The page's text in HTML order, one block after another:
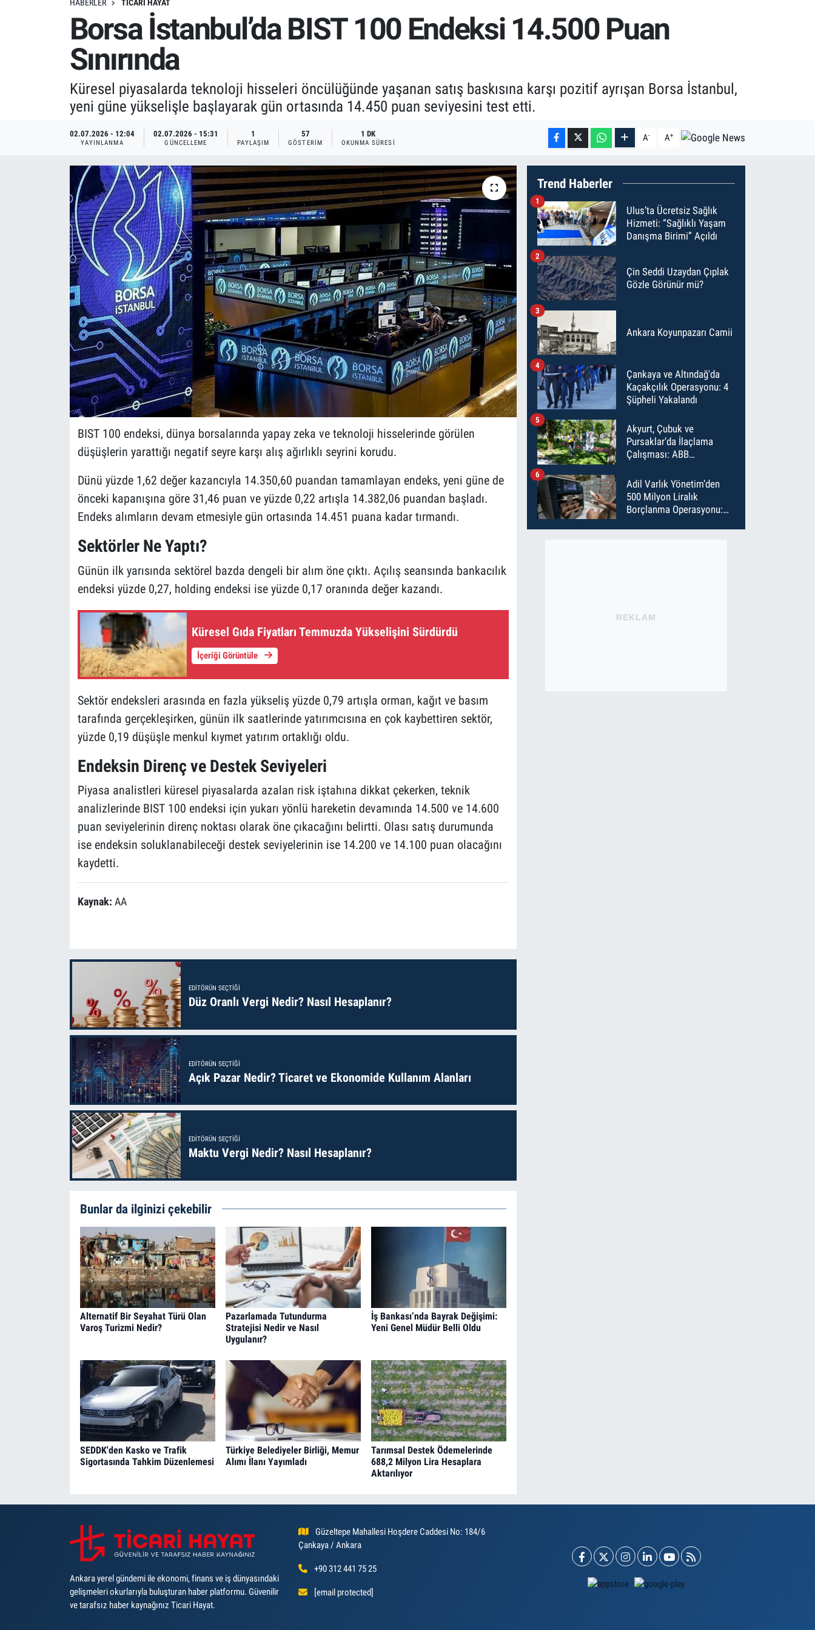
HABERLER TICARI HAYAT
Borsa İstanbul’da BIST 100 Endeksi 14.500 Puan
Sınırında
Küresel piyasalarda teknoloji hisseleri öncülüğünde yaşanan satış baskısına karşı pozitif ayrışan Borsa İstanbul,
yeni güne yükselişle başlayarak gün ortasında 14.450 puan seviyesini test etti.
02.07.2026 - 12:04
YAYINLANMA
02.07.2026 - 15:31
GÜNCELLEME
1
PAYLAŞIM
57
GÖSTERIM
1 DK
OKUNMA SÜRESI A- A+
BIST 100 endeksi, dünya borsalarında yapay zeka ve teknoloji hisselerinde görülen
düşüşlerin yarattığı negatif seyre karşı alış ağırlıklı seyrini korudu.
Dünü yüzde 1,62 değer kazancıyla 14.350,60 puandan tamamlayan endeks, yeni güne de
önceki kapanışına göre 31,46 puan ve yüzde 0,22 artışla 14.382,06 puandan başladı.
Endeks alımların devam etmesiyle gün ortasında 14.451 puana kadar tırmandı.
Sektörler Ne Yaptı?
Günün ilk yarısında sektörel bazda dengeli bir alım öne çıktı. Açılış seansında bankacılık
endeksi yüzde 0,27, holding endeksi ise yüzde 0,17 oranında değer kazandı.
Küresel Gıda Fiyatları Temmuzda Yükselişini Sürdürdü
İçeriği Görüntüle
Sektör endeksleri arasında en fazla yükseliş yüzde 0,79 artışla orman, kağıt ve basım
tarafında gerçekleşirken, günün ilk saatlerinde yatırımcısına en çok kaybettiren sektör,
yüzde 0,19 düşüşle menkul kıymet yatırım ortaklığı oldu.
Endeksin Direnç ve Destek Seviyeleri
Piyasa analistleri küresel piyasalarda azalan risk iştahına dikkat çekerken, teknik
analizlerinde BIST 100 endeksi için yukarı yönlü hareketin devamında 14.500 ve 14.600
puan seviyelerinin direnç noktası olarak öne çıkacağını belirtti. Olası satış durumunda
ise endeksin soluklanabileceği destek seviyelerinin ise 14.200 ve 14.100 puan olacağını
kaydetti.
Kaynak: AA
EDITÖRÜN SEÇTIĞI
Düz Oranlı Vergi Nedir? Nasıl Hesaplanır?
EDITÖRÜN SEÇTIĞI
Açık Pazar Nedir? Ticaret ve Ekonomide Kullanım Alanları
EDITÖRÜN SEÇTIĞI
Maktu Vergi Nedir? Nasıl Hesaplanır?
Bunlar da ilginizi çekebilir
Alternatif Bir Seyahat Türü Olan
Varoş Turizmi Nedir?
Pazarlamada Tutundurma
Stratejisi Nedir ve Nasıl
Uygulanır?
İş Bankası’nda Bayrak Değişimi:
Yeni Genel Müdür Belli Oldu
SEDDK'den Kasko ve Trafik
Sigortasında Tahkim Düzenlemesi
Türkiye Belediyeler Birliği, Memur
Alımı İlanı Yayımladı
Tarımsal Destek Ödemelerinde
688,2 Milyon Lira Hesaplara
Aktarılıyor
Trend Haberler
Ulus’ta Ücretsiz Sağlık
Hizmeti: “Sağlıklı Yaşam
Danışma Birimi” Açıldı
1
Çin Seddi Uzaydan Çıplak
Gözle Görünür mü?
2
Ankara Koyunpazarı Camii
3
Çankaya ve Altındağ'da
Kaçakçılık Operasyonu: 4
Şüpheli Yakalandı
4
Akyurt, Çubuk ve
Pursaklar’da İlaçlama
Çalışması: ABB
İlaçladı
5
Adil Varlık Yönetim’den
500 Milyon Liralık
Borçlanma Operasyonu:
6
REKLAM
Ankara yerel gündemi ile ekonomi, finans ve iş dünyasındaki
gelişmeleri okurlarıyla buluşturan haber platformu. Güvenilir
ve tarafsız haber kaynağınız Ticari Hayat.
Güzeltepe Mahallesi Hoşdere Caddesi No: 184/6
Çankaya / Ankara
+90 312 441 75 25
[email protected]